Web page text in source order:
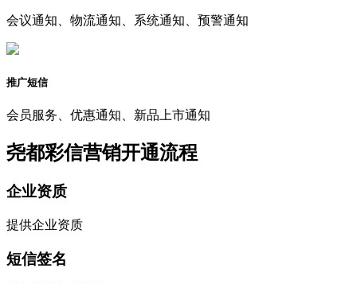
会议通知、物流通知、系统通知、预警通知
推广短信
会员服务、优惠通知、新品上市通知
尧都彩信营销开通流程
企业资质
提供企业资质
短信签名